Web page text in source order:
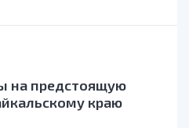
осадков, днем в
прояснении туманы.
ночью +3,+8°, […]
на предстоящую
краю